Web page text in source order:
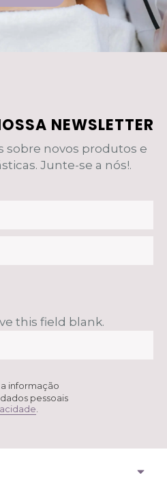
NEWSLETTER
sobre novos produtos e
Junte-se a nós!.
informação
pessoais
this field blank.